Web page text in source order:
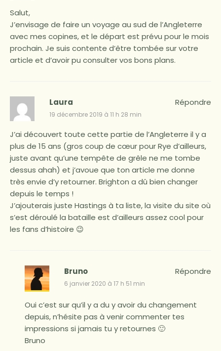
Salut,
J’envisage de faire un voyage au sud de l’Angleterre
avec mes copines, et le départ est prévu pour le mois
prochain. Je suis contente d’être tombée sur votre
article et d’avoir pu consulter vos bons plans.
Laura
19 décembre 2019 à 11 h 28 min
J’ai découvert toute cette partie de l’Angleterre il y a
plus de 15 ans (gros coup de cœur pour Rye d’ailleurs,
juste avant qu’une tempête de grêle ne me tombe
dessus ahah) et j’avoue que ton article me donne
très envie d’y retourner. Brighton a dû bien changer
depuis le temps !
J’ajouterais juste Hastings à ta liste, la visite du site où
s’est déroulé la bataille est d’ailleurs assez cool pour
les fans d’histoire 😉
Répondre
Bruno
6 janvier 2020 à 17 h 51 min
Oui c’est sur qu’il y a du y avoir du changement
depuis, n’hésite pas à venir commenter tes
impressions si jamais tu y retournes 🙂
Bruno
Répondre